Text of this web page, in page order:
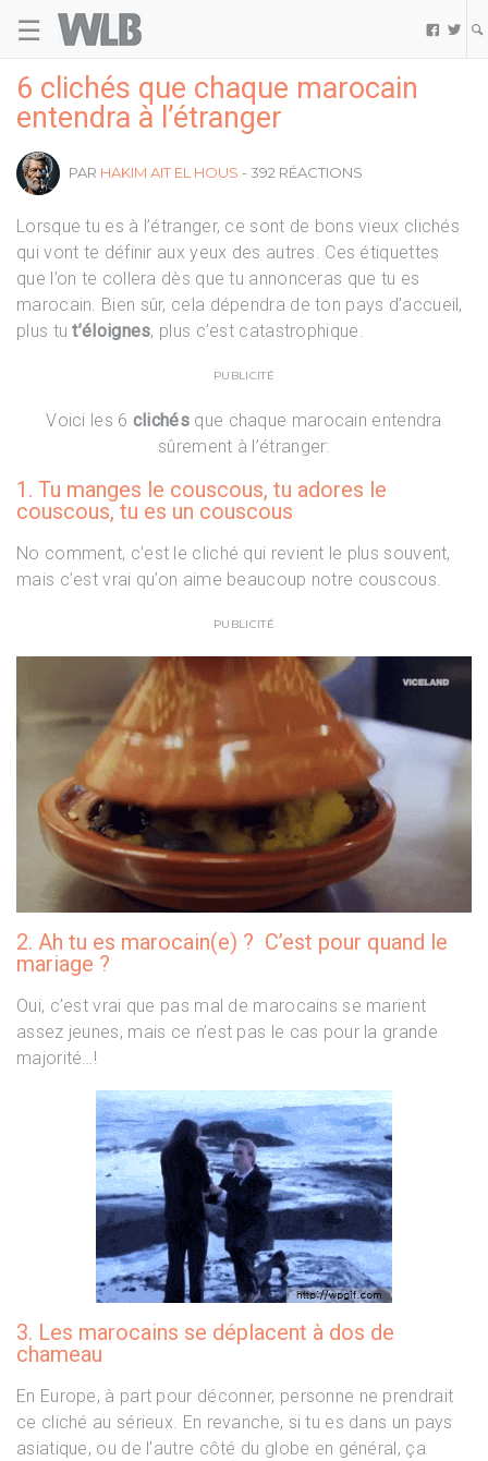
☰  
6 clichés que chaque marocain
entendra à l’étranger
PAR HAKIM AIT EL HOUS - 392 RÉACTIONS
Lorsque tu es à l’étranger, ce sont de bons vieux clichés
qui vont te définir aux yeux des autres. Ces étiquettes
que l’on te collera dès que tu annonceras que tu es
marocain. Bien sûr, cela dépendra de ton pays d’accueil,
plus tut’éloignes, plus c’est catastrophique.
PUBLICITÉ
Voici les 6 clichés que chaque marocain entendra
sûrement à l’étranger:
1. Tu manges le couscous, tu adores le
couscous, tu es un couscous
No comment, c’est le cliché qui revient le plus souvent,
mais c’est vrai qu’on aime beaucoup notre couscous.
PUBLICITÉ
2. Ah tu es marocain(e) ? C’est pour quand le
mariage ?
Oui, c’est vrai que pas mal de marocains se marient
assez jeunes, mais ce n’est pas le cas pour la grande
majorité…!
3. Les marocains se déplacent à dos de
chameau
En Europe, à part pour déconner, personne ne prendrait
ce cliché au sérieux. En revanche, si tu es dans un pays
asiatique, ou de l’autre côté du globe en général, ça